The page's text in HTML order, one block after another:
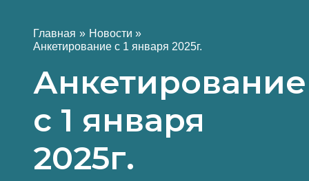
Главная
Новости
Анкетирование с 1 января 2025г.
Анкетирование
с 1 января
2025г.